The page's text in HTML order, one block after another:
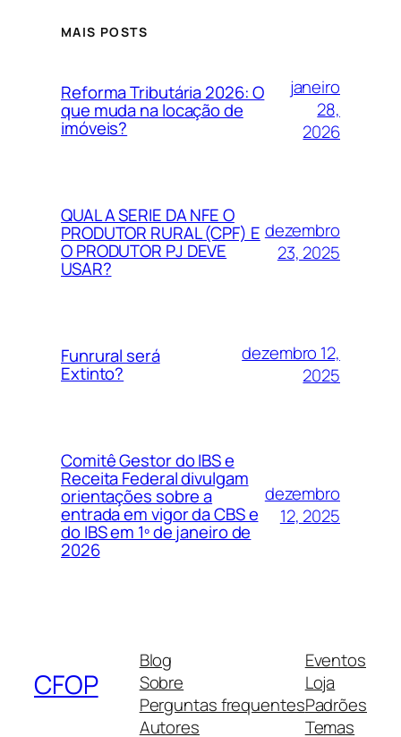
MAIS POSTS
Reforma Tributária 2026: O
que muda na locação de
imóveis?
janeiro
28,
2026
QUAL A SERIE DA NFE O
PRODUTOR RURAL (CPF) E
O PRODUTOR PJ DEVE
USAR?
dezembro
23, 2025
Funrural será
Extinto?
dezembro 12,
2025
Comitê Gestor do IBS e
Receita Federal divulgam
orientações sobre a
entrada em vigor da CBS e
do IBS em 1º de janeiro de
2026
dezembro
12, 2025
CFOP
Blog
Sobre
Perguntas frequentes
Autores
Eventos
Loja
Padrões
Temas